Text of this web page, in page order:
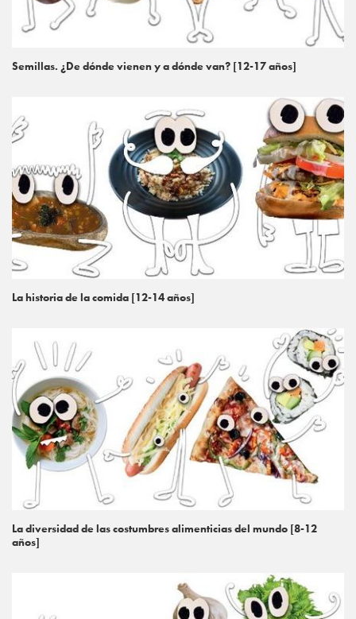
Semillas. ¿De dónde vienen y a dónde van? [12-17 años]
La historia de la comida [12-14 años]
La diversidad de las costumbres alimenticias del mundo [8-12
años]